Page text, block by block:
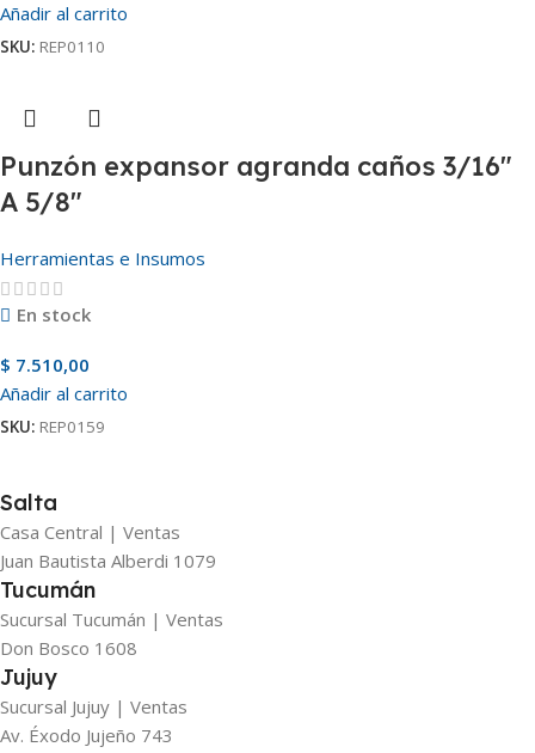
Añadir al carrito
SKU: REP0110
Punzón expansor agranda caños 3/16″
A 5/8″
Herramientas e Insumos
En stock
$ 7.510,00
Añadir al carrito
SKU: REP0159
Salta
Casa Central | Ventas
Juan Bautista Alberdi 1079
Tucumán
Sucursal Tucumán | Ventas
Don Bosco 1608
Jujuy
Sucursal Jujuy | Ventas
Av. Éxodo Jujeño 743